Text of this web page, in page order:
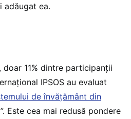
adăugat ea.
11% dintre participanții
IPSOS au evaluat
de învățământ din
Este cea mai redusă pondere